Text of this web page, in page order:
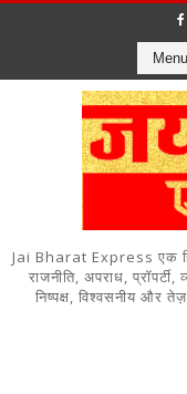
Jai Bharat Express एक
राजनीति, अपराध,
निष्पक्ष, विश्वसनीय और